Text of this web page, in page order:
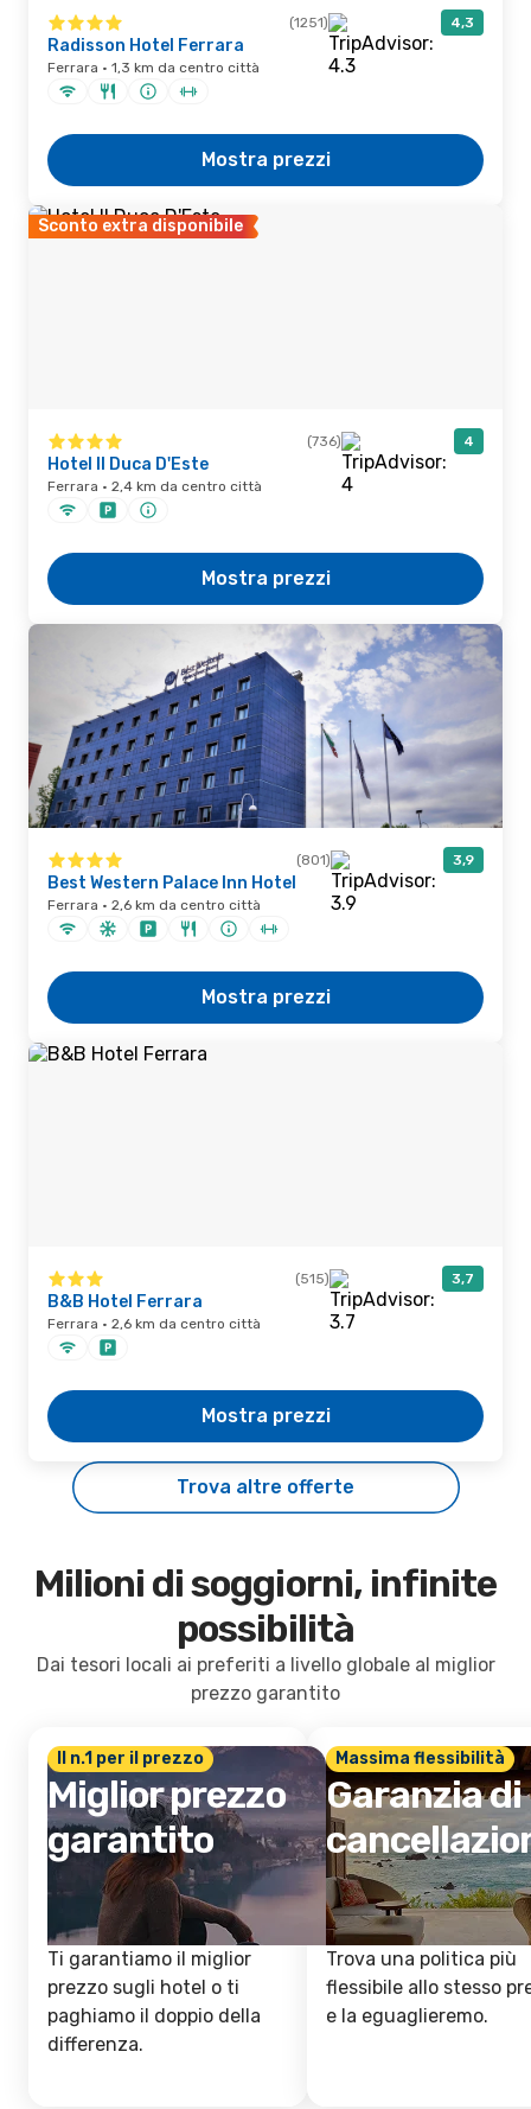
(1251) 4,3
Radisson Hotel Ferrara
Ferrara · 1,3 km da centro città
Mostra prezzi
Sconto extra disponibile
(736) 4
Hotel Il Duca D'Este
Ferrara · 2,4 km da centro città
Mostra prezzi
(801) 3,9
Best Western Palace Inn Hotel
Ferrara · 2,6 km da centro città
Mostra prezzi
(515) 3,7
B&B Hotel Ferrara
Ferrara · 2,6 km da centro città
Mostra prezzi
Trova altre offerte
Milioni di soggiorni, infinite
possibilità
Dai tesori locali ai preferiti a livello globale al miglior
prezzo garantito
Il n.1 per il prezzo
Miglior prezzo
garantito
Ti garantiamo il miglior
prezzo sugli hotel o ti
paghiamo il doppio della
differenza.
Massima flessibilità
Garanzia di
Trova una politica più
flessibile allo stesso
e la eguaglieremo.